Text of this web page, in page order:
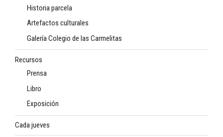
Historia parcela
Artefactos culturales
Galería Colegio de las Carmelitas
Recursos
Prensa
Libro
Exposición
Cada jueves